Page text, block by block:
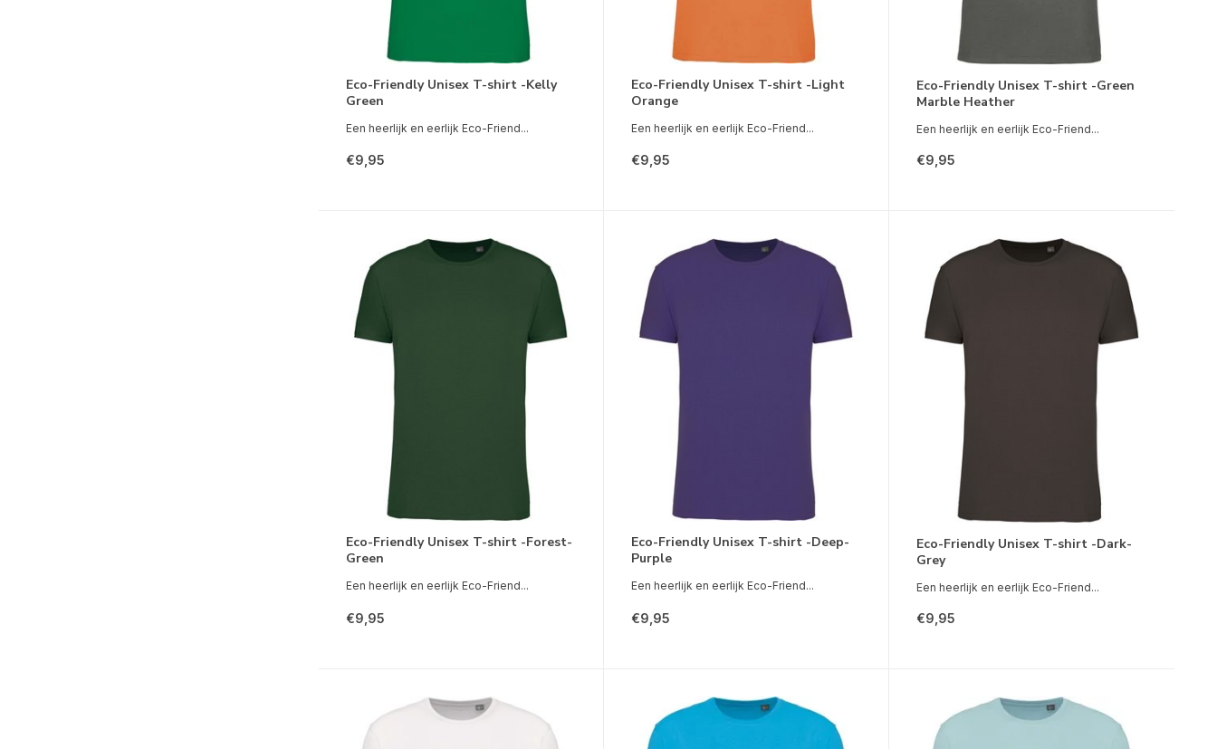
Eco-Friendly Unisex T-shirt -Kelly
Green
Een heerlijk en eerlijk Eco-Friend...
€9,95
Eco-Friendly Unisex T-shirt -Light
Orange
Een heerlijk en eerlijk Eco-Friend...
€9,95
Eco-Friendly Unisex T-shirt -Green
Marble Heather
Een heerlijk en eerlijk Eco-Friend...
€9,95
Eco-Friendly Unisex T-shirt -Forest-
Green
Een heerlijk en eerlijk Eco-Friend...
€9,95
Eco-Friendly Unisex T-shirt -Deep-
Purple
Een heerlijk en eerlijk Eco-Friend...
€9,95
Eco-Friendly Unisex T-shirt -Dark-
Grey
Een heerlijk en eerlijk Eco-Friend...
€9,95